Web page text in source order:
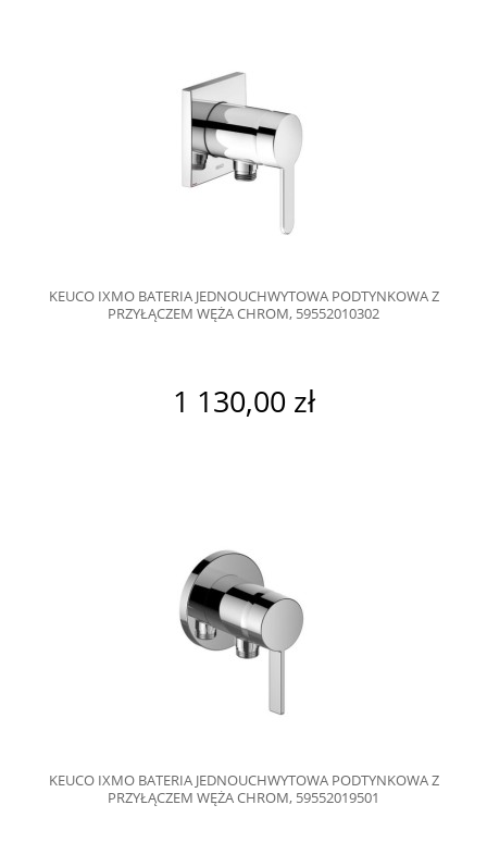
KEUCO IXMO BATERIA JEDNOUCHWYTOWA PODTYNKOWA Z
PRZYŁĄCZEM WĘŻA CHROM, 59552010302
1 130,00 zł
KEUCO IXMO BATERIA JEDNOUCHWYTOWA PODTYNKOWA Z
PRZYŁĄCZEM WĘŻA CHROM, 59552019501